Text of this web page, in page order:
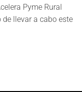
Pyme Rural
de llevar a cabo este